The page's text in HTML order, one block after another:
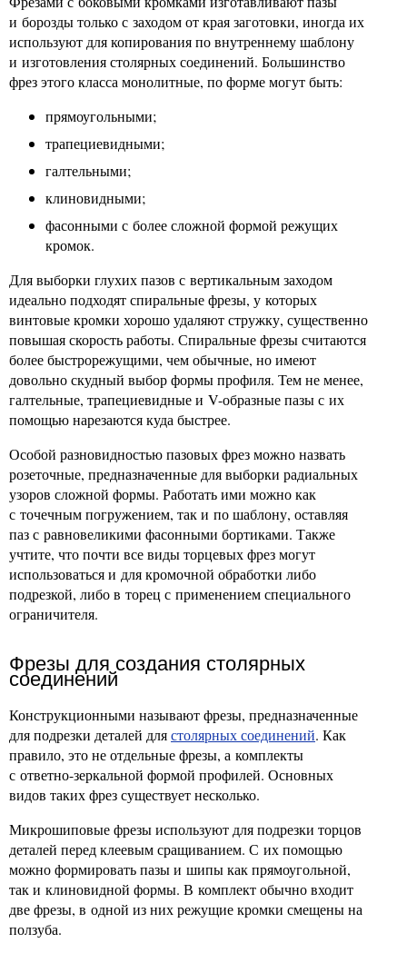
и борозды только с заходом от края заготовки, иногда их
используют для копирования по внутреннему шаблону
и изготовления столярных соединений. Большинство
фрез этого класса монолитные, по форме могут быть:
прямоугольными;
трапециевидными;
галтельными;
клиновидными;
фасонными с более сложной формой режущих
кромок.
Для выборки глухих пазов с вертикальным заходом
идеально подходят спиральные фрезы, у которых
винтовые кромки хорошо удаляют стружку, существенно
повышая скорость работы. Спиральные фрезы считаются
более быстрорежущими, чем обычные, но имеют
довольно скудный выбор формы профиля. Тем не менее,
галтельные, трапециевидные и V-образные пазы с их
помощью нарезаются куда быстрее.
Особой разновидностью пазовых фрез можно назвать
розеточные, предназначенные для выборки радиальных
узоров сложной формы. Работать ими можно как
с точечным погружением, так и по шаблону, оставляя
паз с равновеликими фасонными бортиками. Также
учтите, что почти все виды торцевых фрез могут
использоваться и для кромочной обработки либо
подрезкой, либо в торец с применением специального
ограничителя.
Фрезы для создания столярных
соединений
Конструкционными называют фрезы, предназначенные
для подрезки деталей длястолярных соединений. Как
правило, это не отдельные фрезы, а комплекты
с ответно-зеркальной формой профилей. Основных
видов таких фрез существует несколько.
Микрошиповые фрезы используют для подрезки торцов
деталей перед клеевым сращиванием. С их помощью
можно формировать пазы и шипы как прямоугольной,
так и клиновидной формы. В комплект обычно входит
две фрезы, в одной из них режущие кромки смещены на
ползуба.